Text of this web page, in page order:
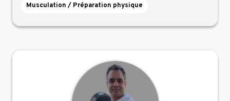
Musculation / Préparation physique